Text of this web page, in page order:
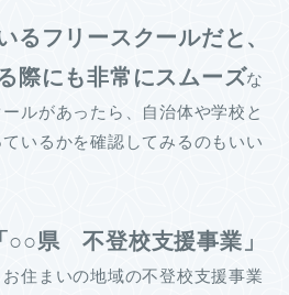
るフリースクールだと、
際にも非常にスムーズな
ルがあったら、自治体や学校と
いるかを確認してみるのもいい
○○県 不登校支援事業」
住まいの地域の不登校支援事業